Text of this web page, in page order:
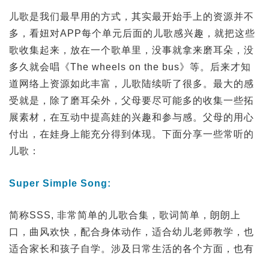
儿歌是我们最早用的方式，其实最开始手上的资源并不
多，看妞对APP每个单元后面的儿歌感兴趣，就把这些
歌收集起来，放在一个歌单里，没事就拿来磨耳朵，没
多久就会唱《The wheels on the bus》等。后来才知
道网络上资源如此丰富，儿歌陆续听了很多。最大的感
受就是，除了磨耳朵外，父母要尽可能多的收集一些拓
展素材，在互动中提高娃的兴趣和参与感。父母的用心
付出，在娃身上能充分得到体现。下面分享一些常听的
儿歌：
Super Simple Song:
简称SSS, 非常简单的儿歌合集，歌词简单，朗朗上
口，曲风欢快，配合身体动作，适合幼儿老师教学，也
适合家长和孩子自学。涉及日常生活的各个方面，也有